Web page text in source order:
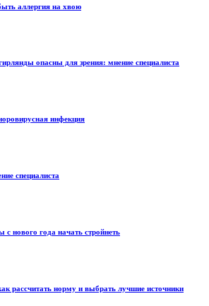
аллергия на хвою
опасны для зрения: мнение специалиста
инфекция
специалиста
с нового года начать стройнеть
рассчитать норму и выбрать лучшие источники